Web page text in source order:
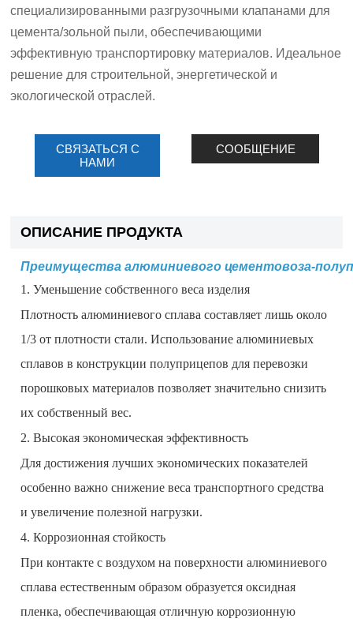
специализированными разгрузочными клапанами для
цемента/зольной пыли, обеспечивающими
эффективную транспортировку материалов. Идеальное
решение для строительной, энергетической и
экологической отраслей.
СВЯЗАТЬСЯ С
НАМИ
СООБЩЕНИЕ
ОПИСАНИЕ ПРОДУКТА
Преимущества алюминиевого цементовоза-
1. Уменьшение собственного веса изделия
Плотность алюминиевого сплава составляет лишь около
1/3 от плотности стали. Использование алюминиевых
сплавов в конструкции полуприцепов для перевозки
порошковых материалов позволяет значительно снизить
их собственный вес.
2. Высокая экономическая эффективность
Для достижения лучших экономических показателей
особенно важно снижение веса транспортного средства
и увеличение полезной нагрузки.
4. Коррозионная стойкость
При контакте с воздухом на поверхности алюминиевого
сплава естественным образом образуется оксидная
пленка, обеспечивающая отличную коррозионную